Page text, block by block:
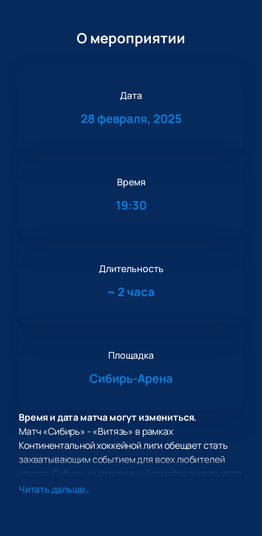
О мероприятии
Дата
28 февраля, 2025
Время
19:30
Длительность
~ 2 часа
Площадка
Сибирь-Арена
Время и дата матча могут измениться.
Матч «Сибирь» - «Витязь» в рамках
Континентальной хоккейной лиги обещает стать
захватывающим событием для всех любителей
хоккея. Сибирь, многократный призёр чемпионатов
России, будет принимать гостей из Балашихи на
Читать дальше...